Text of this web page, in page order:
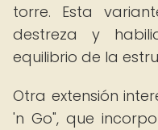
torre. Esta
destreza y
equilibrio de la
Otra extensión
'n Go", que